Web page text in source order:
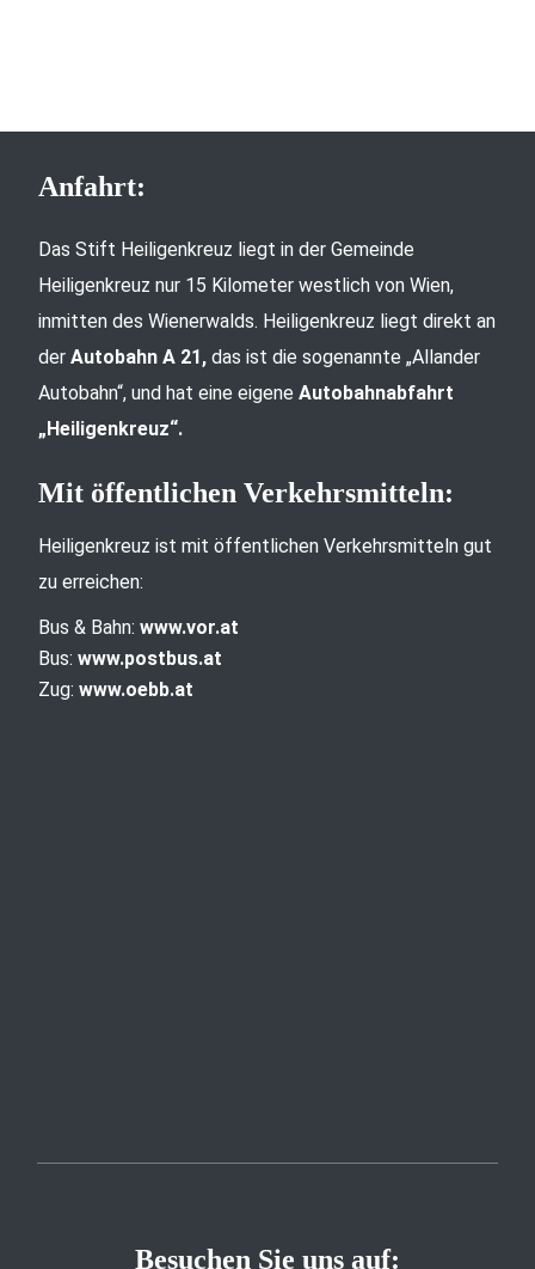
Anfahrt:
Das Stift Heiligenkreuz liegt in der Gemeinde
Heiligenkreuz nur 15 Kilometer westlich von Wien,
inmitten des Wienerwalds. Heiligenkreuz liegt direkt an
der Autobahn A 21, das ist die sogenannte „Allander
Autobahn“, und hat eine eigene Autobahnabfahrt
„Heiligenkreuz“.
Mit öffentlichen Verkehrsmitteln:
Heiligenkreuz ist mit öffentlichen Verkehrsmitteln gut
zu erreichen:
Bus & Bahn: www.vor.at
Bus: www.postbus.at
Zug: www.oebb.at
Besuchen Sie uns auf: